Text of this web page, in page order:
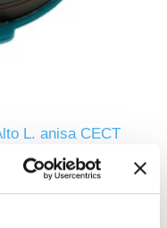
L. anisa CECT